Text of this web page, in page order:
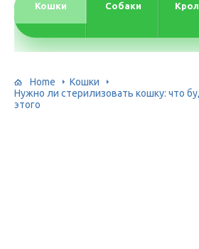
Кошки Собаки
Home
Кошки
Нужно ли стерилизовать кошку: что
этого